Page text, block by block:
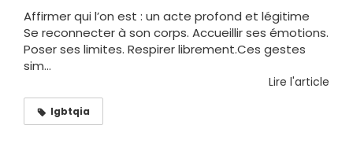
Affirmer qui l’on est : un acte profond et légitime
Se reconnecter à son corps. Accueillir ses émotions.
Poser ses limites. Respirer librement.Ces gestes
sim...
Lire l'article
lgbtqia